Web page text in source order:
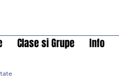
Clase si Grupe Info